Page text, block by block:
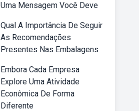
Uma Mensagem Você Deve
Qual A Importância De Seguir
As Recomendações
Presentes Nas Embalagens
Embora Cada Empresa
Explore Uma Atividade
Econômica De Forma
Diferente